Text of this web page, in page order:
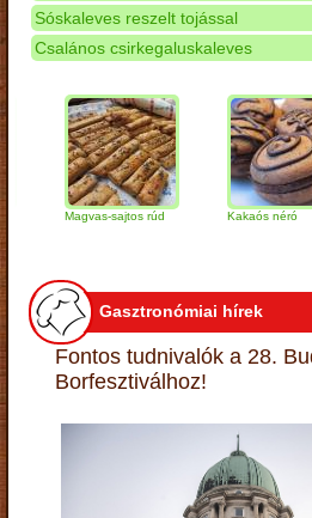
Sóskaleves reszelt tojással
Csalános csirkegaluskaleves
Magvas-sajtos rúd Kakaós néró
Gasztronómiai hírek
Fontos tudnivalók a 28.
Borfesztiválhoz!